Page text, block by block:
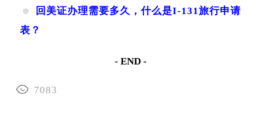
回美证办理需要多久，什么是I-131旅行申请
表？
- END -
7083